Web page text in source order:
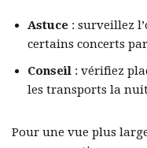
Astuce : surveillez
certains concerts
Conseil : vérifiez
les transports la
Pour une vue plus